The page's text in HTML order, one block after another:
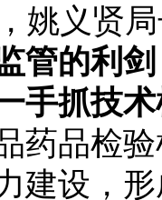
姚义贤
管的利
手抓技
药品检
建设，